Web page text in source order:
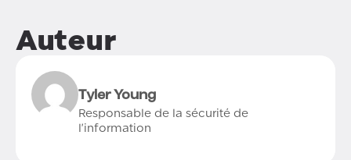
Auteur
Tyler Young
Responsable de la sécurité de
l'information